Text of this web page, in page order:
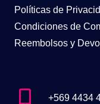
Políticas de
Condiciones de
Reembolsos y
+569 4434